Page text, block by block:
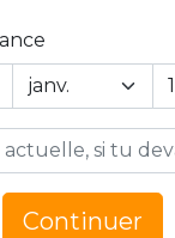
Day
Continuer